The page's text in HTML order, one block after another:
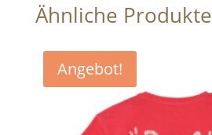
Ähnliche Produkte
Angebot!